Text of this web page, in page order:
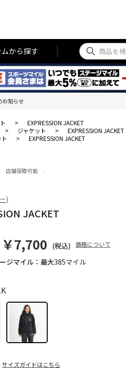
から探す
お知らせ
>
EXPRESSION JACKET
> ジャケット >
EXPRESSION JACKET
> EXPRESSION JACKET
ジマイル：最大385マイル
店舗受取可能
JACKET
￥7,700 (税込) 価格について
サイズガイドはこちら
)